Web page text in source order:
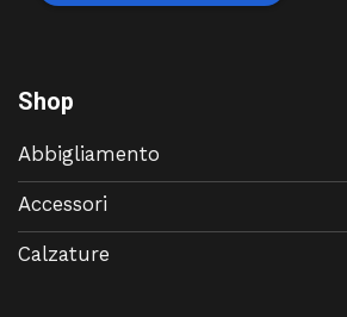
Shop
Abbigliamento
Accessori
Calzature